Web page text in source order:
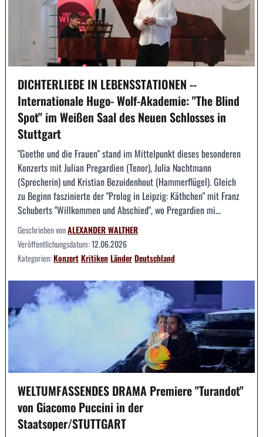
DICHTERLIEBE IN LEBENSSTATIONEN --
Internationale Hugo- Wolf-Akademie: "The Blind
Spot" im Weißen Saal des Neuen Schlosses in
Stuttgart
"Goethe und die Frauen" stand im Mittelpunkt dieses besonderen
Konzerts mit Julian Pregardien (Tenor), Julia Nachtmann
(Sprecherin) und Kristian Bezuidenhout (Hammerflügel). Gleich
zu Beginn faszinierte der "Prolog in Leipzig: Käthchen" mit Franz
Schuberts "Willkommen und Abschied", wo Pregardien mi...
Geschrieben vonALEXANDER WALTHER
Veröffentlichungsdatum:12.06.2026
Kategorien:KonzertKritikenLänderDeutschland
WELTUMFASSENDES DRAMA Premiere "Turandot"
von Giacomo Puccini in der
Staatsoper/STUTTGART